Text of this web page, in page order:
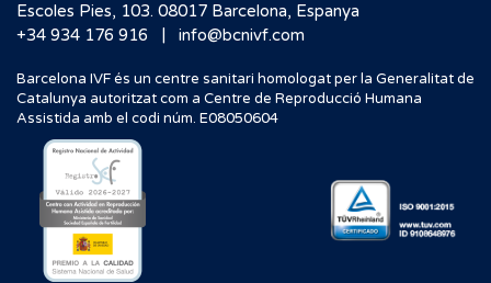
Escoles Pies, 103. 08017 Barcelona, Espanya
+34 934 176 916
| info@bcnivf.com
Barcelona IVF és un centre sanitari homologat per la Generalitat de
Catalunya autoritzat com a Centre de Reproducció Humana
Assistida amb el codi núm. E08050604